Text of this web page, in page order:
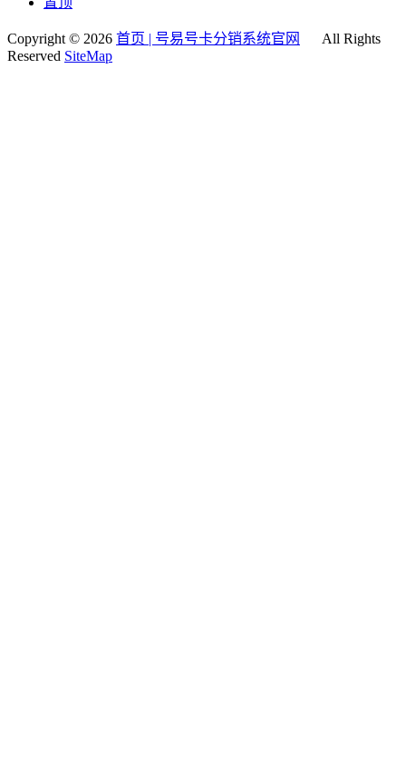
Copyright © 2026 首页 | 号易号卡分销系统官网
All Rights
Reserved SiteMap